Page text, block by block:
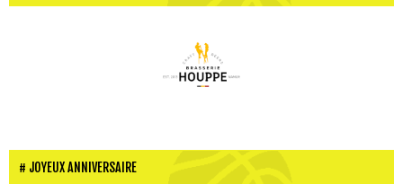
JOYEUX ANNIVERSAIRE